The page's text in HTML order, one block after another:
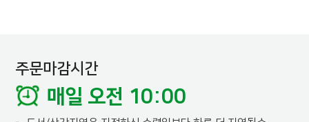
주문마감시간
매일 오전 10:00